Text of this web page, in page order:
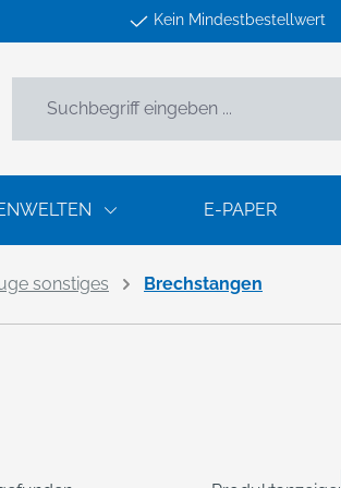
Kein Mindestbestellwert
E-PAPER
sonstiges Brechstangen